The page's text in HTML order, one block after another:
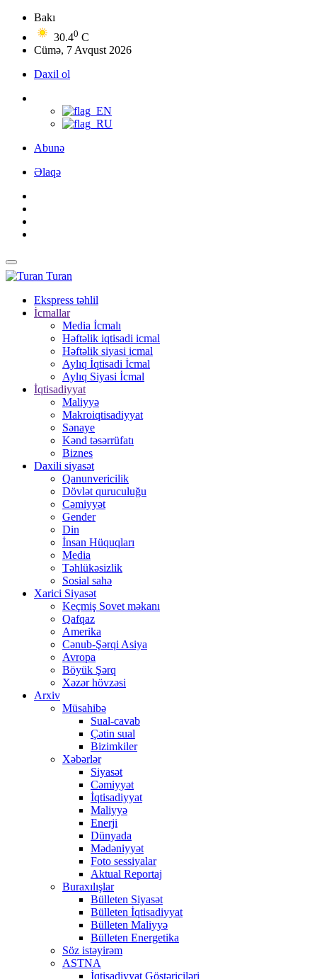
Bakı
30.40 C
Cümə, 7 Avqust 2026
Daxil ol
Abunə
Əlaqə
Turan
Ekspress təhlil
İcmallar
Media İcmalı
Həftəlik iqtisadi icmal
Həftəlik siyasi icmal
Aylıq İqtisadi İcmal
Aylıq Siyasi İcmal
İqtisadiyyat
Maliyyə
Makroiqtisadiyyat
Sənaye
Kənd təsərrüfatı
Biznes
Daxili siyasət
Qanunvericilik
Dövlət quruculuğu
Cəmiyyət
Gender
Din
İnsan Hüquqları
Media
Təhlükəsizlik
Sosial sahə
Xarici Siyasət
Keçmiş Sovet məkanı
Qafqaz
Amerika
Cənub-Şərqi Asiya
Avropa
Böyük Şərq
Xəzər hövzəsi
Arxiv
Müsahibə
Sual-cavab
Çətin sual
Bizimkiler
Xəbərlər
Siyasət
Cəmiyyət
İqtisadiyyat
Maliyyə
Enerji
Dünyada
Mədəniyyət
Foto sessiyalar
Aktual Reportaj
Buraxılışlar
Bülleten Siyasət
Bülleten İqtisadiyyat
Bülleten Maliyyə
Bülleten Energetika
Söz istəyirəm
ASTNA
İqtisadiyyat Göstəriciləri